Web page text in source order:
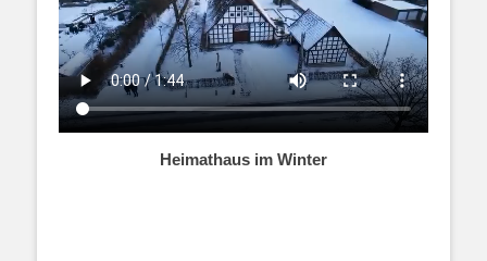
Heimathaus im Winter